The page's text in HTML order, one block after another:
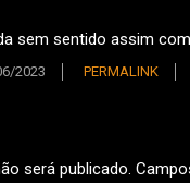
sem sentido assim
2023 PERMALINK
será publicado.